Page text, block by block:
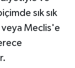
sık sık
veya Meclis'e